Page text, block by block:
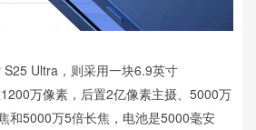
Ultra，则采用一块6.9英寸
万像素，后置2亿像素主摄、5000万
和5000万5倍长焦，电池是5000毫安